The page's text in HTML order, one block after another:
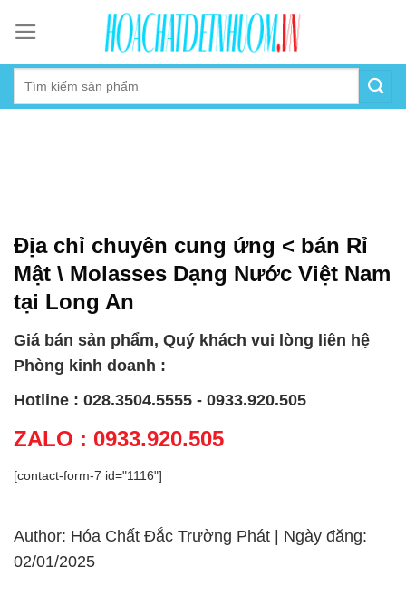
content
Địa chỉ chuyên cung ứng < bán Rỉ
Mật \ Molasses Dạng Nước Việt Nam
tại Long An
Giá bán sản phẩm, Quý khách vui lòng liên hệ
Phòng kinh doanh :
Hotline : 028.3504.5555 - 0933.920.505
ZALO : 0933.920.505
[contact-form-7 id="1116"]
Author: Hóa Chất Đắc Trường Phát | Ngày đăng:
02/01/2025